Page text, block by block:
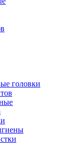
головки